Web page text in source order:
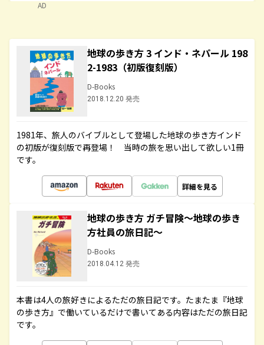
AD
地球の歩き方 3 インド・ネパール 198
2-1983（初版復刻版）
D-Books
2018.12.20 発売
1981年、旅人のバイブルとして登場した地球の歩き方インド
の初版が復刻版で再登場！ 当時の旅を思い出して欲しい1冊
です。
詳細を見る
地球の歩き方 ガチ冒険～地球の歩き
方社員の旅日記～
D-Books
2018.04.12 発売
本書は4人の旅好きによるただの旅日記です。たまたま『地球
の歩き方』で働いているだけで書いてある内容はただの旅日記
です。